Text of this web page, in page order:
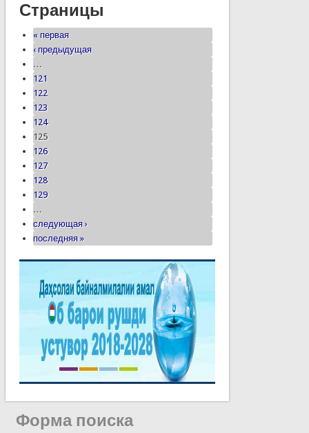
Страницы
« первая
‹ предыдущая
…
121
122
123
124
125
126
127
128
129
…
следующая ›
последняя »
Форма поиска